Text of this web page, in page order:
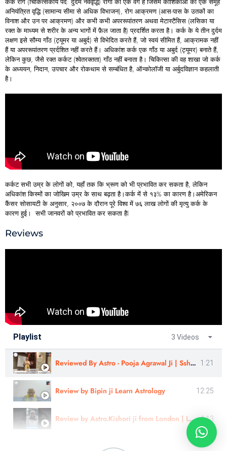
अनियंत्रित वृद्धि (सामान्य सीमा से अधिक विभाजन), रोग आक्रमण (आस-पास के उतकों का
विनाश और उन पर आक्रमण) और कभी कभी अपररूपांतरण अथवा मेटास्टैसिस (लसिका या
रक्त के माध्यम से शरीर के अन्य भागों में फ़ैल जाता है) प्रदर्शित करता है। कर्क के ये तीन दुर्दम
लक्षण इसे सौम्य गाँठ (ट्यूमर या अबुर्द) से विभेदित करते हैं, जो स्वयं सीमित हैं, आक्रामक नहीं
हैं या अपररूपांतरण प्रर्दशित नहीं करते हैं। अधिकांश कर्क एक गाँठ या अबुर्द (ट्यूमर) बनाते हैं,
लेकिन कुछ, जैसे रक्त कर्कट (श्वेतरक्तता) गाँठ नहीं बनाता है। चिकित्सा की वह शाखा जो कर्क
के अध्ययन, निदान, उपचार और रोकथाम से सम्बंधित है, ऑन्कोलॉजी या अर्बुदविज्ञान कहलाती
है।
कर्कट सभी उम्र के लोगों को, यहाँ तक कि भ्रूण को भी प्रभावित कर सकता है, लेकिन
अधिकांश किस्मों का जोखिम उम्र के साथ बढ़ता है।कर्क में से १३% का कारण है।अमेरिकन
कैंसर सोसायटी के अनुसार, २००७ के दौरान पूरे विश्व में ७६ लाख लोगों की मृत्यु कर्क के
कारण हुई। सभी जानवरों को प्रभावित कर सकता हैl
Reviews
Playlist 3 Videos
Reviewed By Astro - Pooja Agrawal Ji | Sshree Astro Vastu #astrology #nakshatra 1:21
Review by Bipin ji Learn Astrology 12:25
Review by Astro.Kishori ji from London | Learn Astrology 4:13